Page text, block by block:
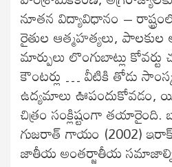
నూతన విద్యావిధానం –
రైతుల ఆత్మహత్యలు,
మార్పులు లొంగుబాట్లు
కౌంటర్లు … వీటికి తోడు
ఉద్యమాలు
చిత్రం సంక్లిష్టంగా తయారైంది.
గుజరాత్ గాయం (2002)
జాతీయ అంతర్జాతీయ